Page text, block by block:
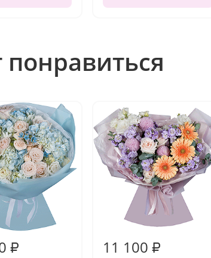
₽ 11 100 ₽